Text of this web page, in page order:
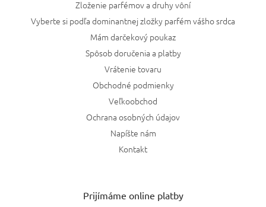
Zloženie parfémov a druhy vôní
Vyberte si podľa dominantnej zložky parfém vášho srdca
Mám darčekový poukaz
Spôsob doručenia a platby
Vrátenie tovaru
Obchodné podmienky
Veľkoobchod
Ochrana osobných údajov
Napíšte nám
Kontakt
Prijímáme online platby